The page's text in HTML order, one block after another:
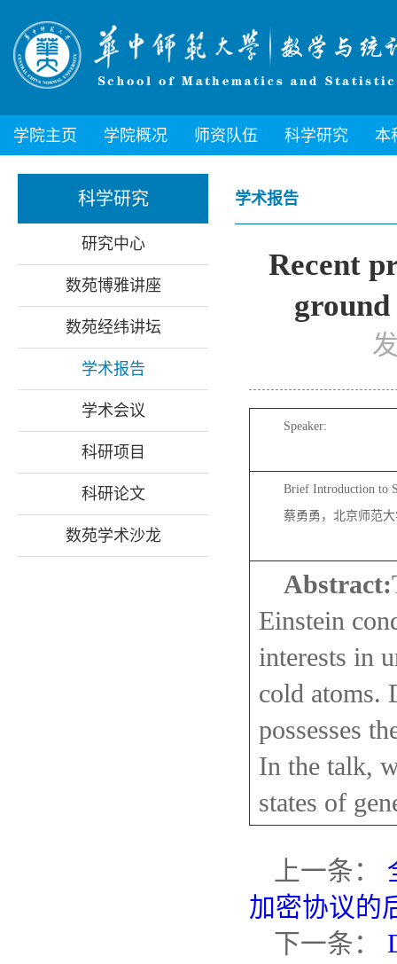
学院主页 学院概况 师资队伍 科学研究 本
科学研究
研究中心
数苑博雅讲座
数苑经纬讲坛
学术报告
学术会议
科研项目
科研论文
数苑学术沙龙
学术报告
Recent
ground
Speaker:
Brief Introduction to
蔡勇勇，北京师范大
Abstract:
Einstein
interests in
cold atoms.
possesses
In the talk,
states of
上一条：
加密协议的
下一条：